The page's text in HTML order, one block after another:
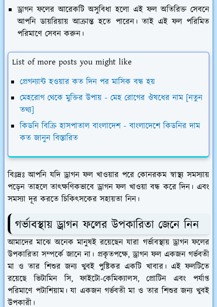
ড্রাগন ফলের আরেকটি অসুবিধা হলো এই ফল অতিরিক্ত সেবনে
আপনি ডায়রিয়ায় আক্রান্ত হতে পারেন। তাই এই ফল পরিমিত
পরিমাণে সেবন করুন।
List of more posts you might like
প্রেগন্যান্ট হওয়ার কত দিন পর মাসিক বন্ধ হয়
মেহরোগ থেকে মুক্তির উপায় - মেহ রোগের ঔষধের নাম [নতুন
তথ্য]
কিডনি বিক্রি হাসপাতাল বাংলাদেশ - বাংলাদেশে কিডনির দাম
কত জানুন বিস্তারিত
বিঃদ্রঃআপনি যদি ড্রাগন ফল খাওয়ার পরে কোনরকম স্বাস্থ্য সমস্যায়
পড়েন তাহলে তাৎক্ষণিকভাবে ড্রাগন ফল খাওয়া বন্ধ করে দিন। এবং
সমস্যা দূর করতে চিকিৎসকের সহায়তা নিন।
গর্ভাবস্থায় ড্রাগন ফলের উপকারিতা জেনে নিন
আমাদের মাঝে অনেক মানুষই রয়েছেন যারা গর্ভাবস্থায় ড্রাগন ফলের
উপকারিতা সম্পর্কে জানে না। প্রকৃতপক্ষে, ড্রাগন ফল একজন গর্ভবতী
মা ও তার শিশুর জন্য খুবই পুষ্টিকর একটি খাবার। এই ফলটিতে
রয়েছে ভিটামিন সি, ফাইটো-কেমিক্যালস, প্রোটিন এবং পর্যাপ্ত
পরিমাণে পটাশিয়াম। যা একজন গর্ভবতী মা ও তার শিশুর জন্য খুবই
উপকারী।